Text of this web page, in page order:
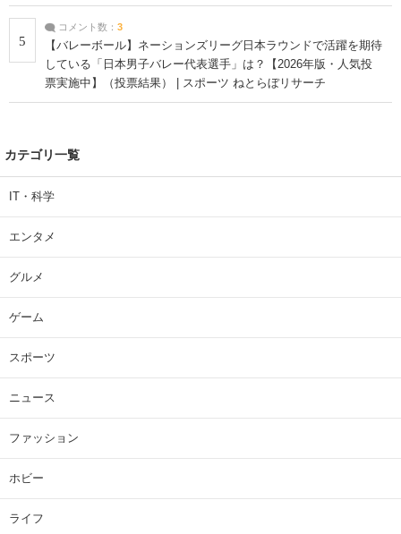
5
コメント数： 3
【バレーボール】ネーションズリーグ日本ラウンドで活躍を期待
している「日本男子バレー代表選手」は？【2026年版・人気投
票実施中】（投票結果） | スポーツ ねとらぼリサーチ
カテゴリ一覧
IT・科学
エンタメ
グルメ
ゲーム
スポーツ
ニュース
ファッション
ホビー
ライフ